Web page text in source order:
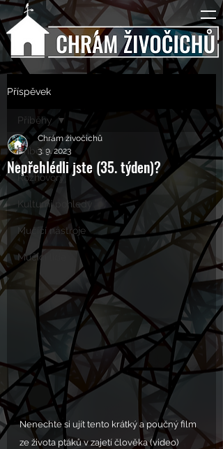
Příspěvek
Příběhy
Rozhovory
Kulturní pohledy
Mučící nástroje
Mučící lidé
Příběhy
Nepřehlédli jste (35. týden)?
Chrám živočichů
3. 9. 2023
Nenechte si ujít tento krátký a poučný film
ze života ptáků v zajetí člověka (video)